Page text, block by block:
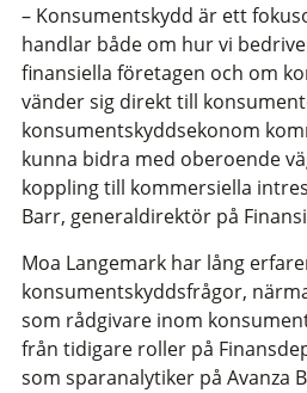
– Konsumentskydd är ett
handlar både om hur vi
finansiella företagen och om
vänder sig direkt till
konsumentskyddsekonom
kunna bidra med oberoende
koppling till kommersiella
Barr, generaldirektör på
Moa Langemark har lång
konsumentskyddsfrågor,
som rådgivare inom
från tidigare roller på
som sparanalytiker på Avanza